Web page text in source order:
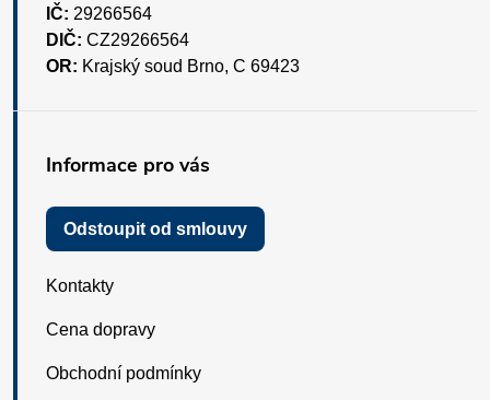
IČ: 29266564
DIČ: CZ29266564
OR: Krajský soud Brno, C 69423
Informace pro vás
Odstoupit od smlouvy
Kontakty
Cena dopravy
Obchodní podmínky